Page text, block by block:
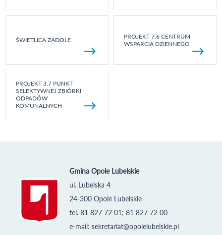
ŚWIETLICA ZADOLE
PROJEKT 7.6 CENTRUM
WSPARCIA DZIENNEGO
PROJEKT 3.7 PUNKT
SELEKTYWNEJ ZBIÓRKI
ODPADÓW
KOMUNALNYCH
Gmina Opole Lubelskie
ul. Lubelska 4
24-300 Opole Lubelskie
tel. 81 827 72 01; 81 827 72 00
e-mail: sekretariat@opolelubelskie.pl